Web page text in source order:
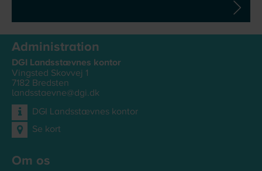
Administration
DGI Landsstævnes kontor
Vingsted Skovvej 1
7182 Bredsten
landsstaevne@dgi.dk
DGI Landsstævnes kontor
Se kort
Om os